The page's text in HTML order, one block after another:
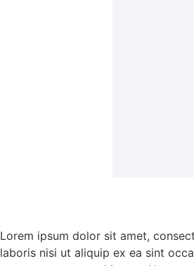
Lorem ipsum dolor sit amet,
laboris nisi ut aliquip ex ea sint